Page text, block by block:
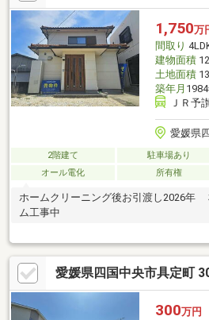
1,750万
間取り
建物面積
土地面積
築年月
ＪＲ予
愛媛県
2階建て 駐車場あり
オール電化
所有権
ホームクリーニング後お引渡し2026
ム工事中
愛媛県四国中央市具定町
300万円